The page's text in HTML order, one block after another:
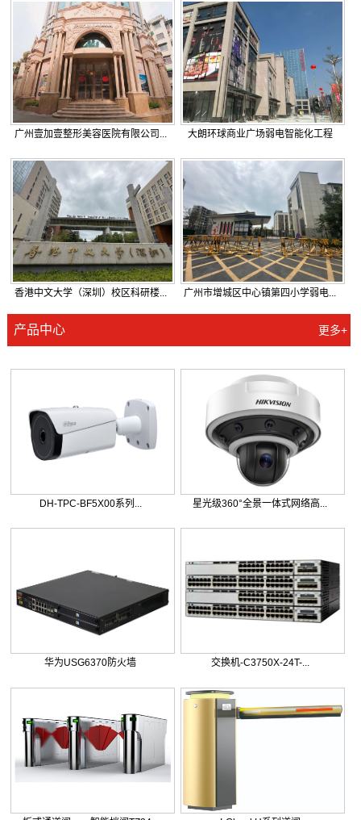
广州壹加壹整形美容医院有限公司... 大朗环球商业广场弱电智能化工程
香港中文大学（深圳）校区科研楼... 广州市增城区中心镇第四小学弱电...
产品中心 更多+
DH-TPC-BF5X00系列... 星光级360°全景一体式网络高...
华为USG6370防火墙 交换机-C3750X-24T-...